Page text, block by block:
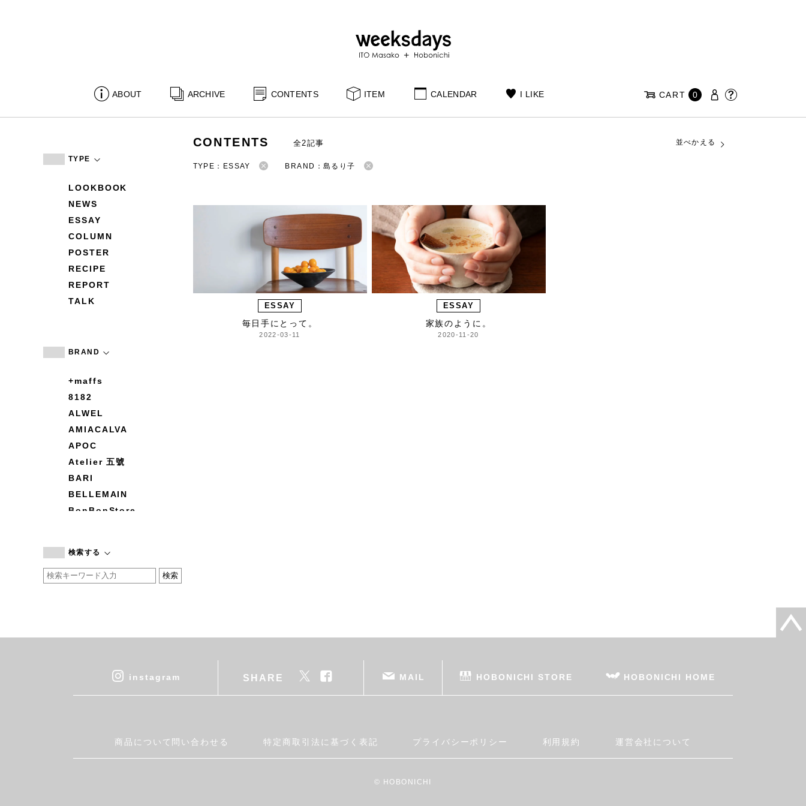
ABOUT ARCHIVE CONTENTS ITEM CALENDAR I LIKE CART 0
TYPE
LOOKBOOK
NEWS
ESSAY
COLUMN
POSTER
RECIPE
REPORT
TALK
BRAND
+maffs
8182
ALWEL
AMIACALVA
APOC
Atelier 五號
BARI
BELLEMAIN
BonBonStore
by basics
CATWORTH
cohan
DEAN & DELUCA
Fatima Morocco
検索する
CONTENTS 全2記事 並べかえる
TYPE：ESSAY BRAND：島るり子
ESSAY
毎日手にとって。
2022-03-11
ESSAY
家族のように。
2020-11-20
instagram SHARE MAIL HOBONICHI STORE HOBONICHI HOME
商品について問い合わせる 特定商取引法に基づく表記 プライバシーポリシー 利用規約 運営会社について
© HOBONICHI